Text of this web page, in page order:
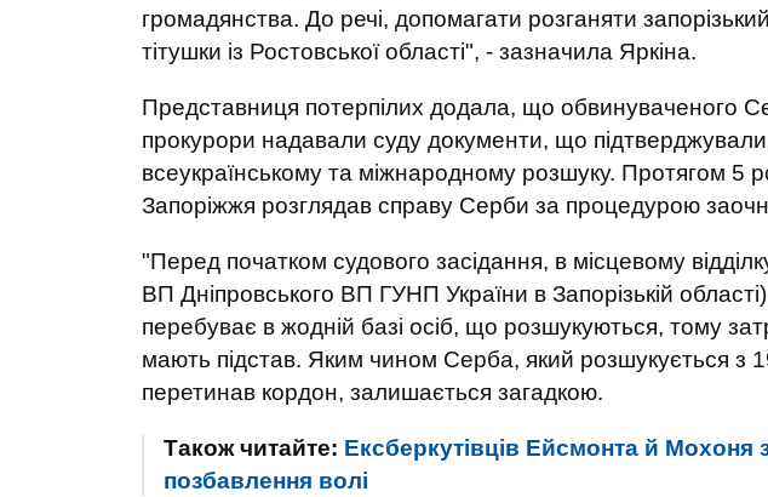
громадянства. До речі, допомагати розганяти
тітушки із Ростовської області", - зазначила Яркіна.
Представниця потерпілих додала, що обвинуваченого
прокурори надавали суду документи, що
всеукраїнському та міжнародному розшуку. Протягом 5
Запоріжжя розглядав справу Серби за процедурою
"Перед початком судового засідання, в місцевому
ВП Дніпровського ВП ГУНП України в Запорізькій
перебуває в жодній базі осіб, що розшукуються, тому
мають підстав. Яким чином Серба, який розшукується з
перетинав кордон, залишається загадкою.
Також читайте: Ексберкутівців Ейсмонта й Мохоня
позбавлення волі